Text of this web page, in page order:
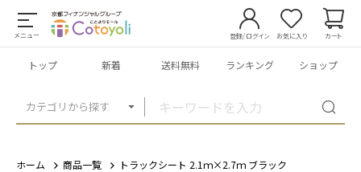
メニュー
カテゴリから探す
登録/ログイン お気に入り カート
トップ 新着 送料無料 ランキング ショップ
ホーム 商品一覧 トラックシート 2.1ｍ×2.7ｍ ブラック